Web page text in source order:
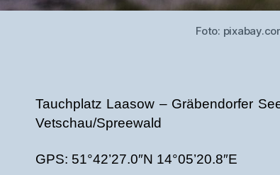
Foto:
Tauchplatz Laasow – Gräbendorfer
Vetschau/Spreewald
GPS: 51°42’27.0″N 14°05’20.8″E